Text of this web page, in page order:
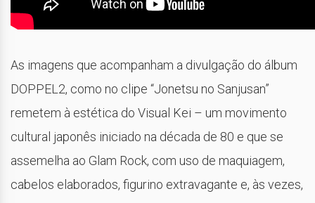
As imagens que acompanham a divulgação do álbum
DOPPEL2, como no clipe “Jonetsu no Sanjusan”
remetem à estética do Visual Kei – um movimento
cultural japonês iniciado na década de 80 e que se
assemelha ao Glam Rock, com uso de maquiagem,
cabelos elaborados, figurino extravagante e, às vezes,